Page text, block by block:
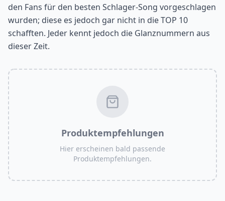
den Fans für den besten Schlager-Song vorgeschlagen
wurden; diese es jedoch gar nicht in die TOP 10
schafften. Jeder kennt jedoch die Glanznummern aus
dieser Zeit.
Produktempfehlungen
Hier erscheinen bald passende
Produktempfehlungen.